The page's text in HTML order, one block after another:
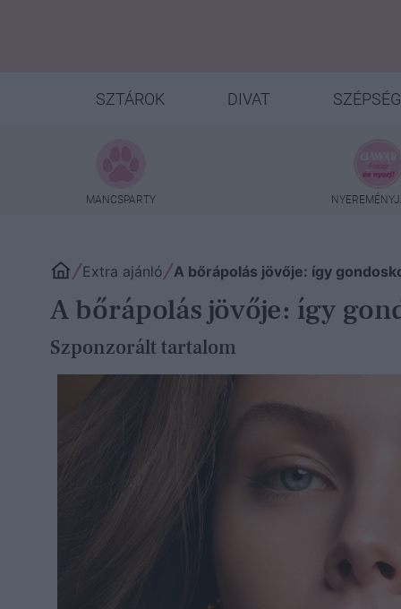
SZTÁROK DIVAT SZÉPSÉG
MANCSPARTY
Extra ajánló A bőrápolás jövője: így
A bőrápolás jövője: így
Szponzorált tartalom